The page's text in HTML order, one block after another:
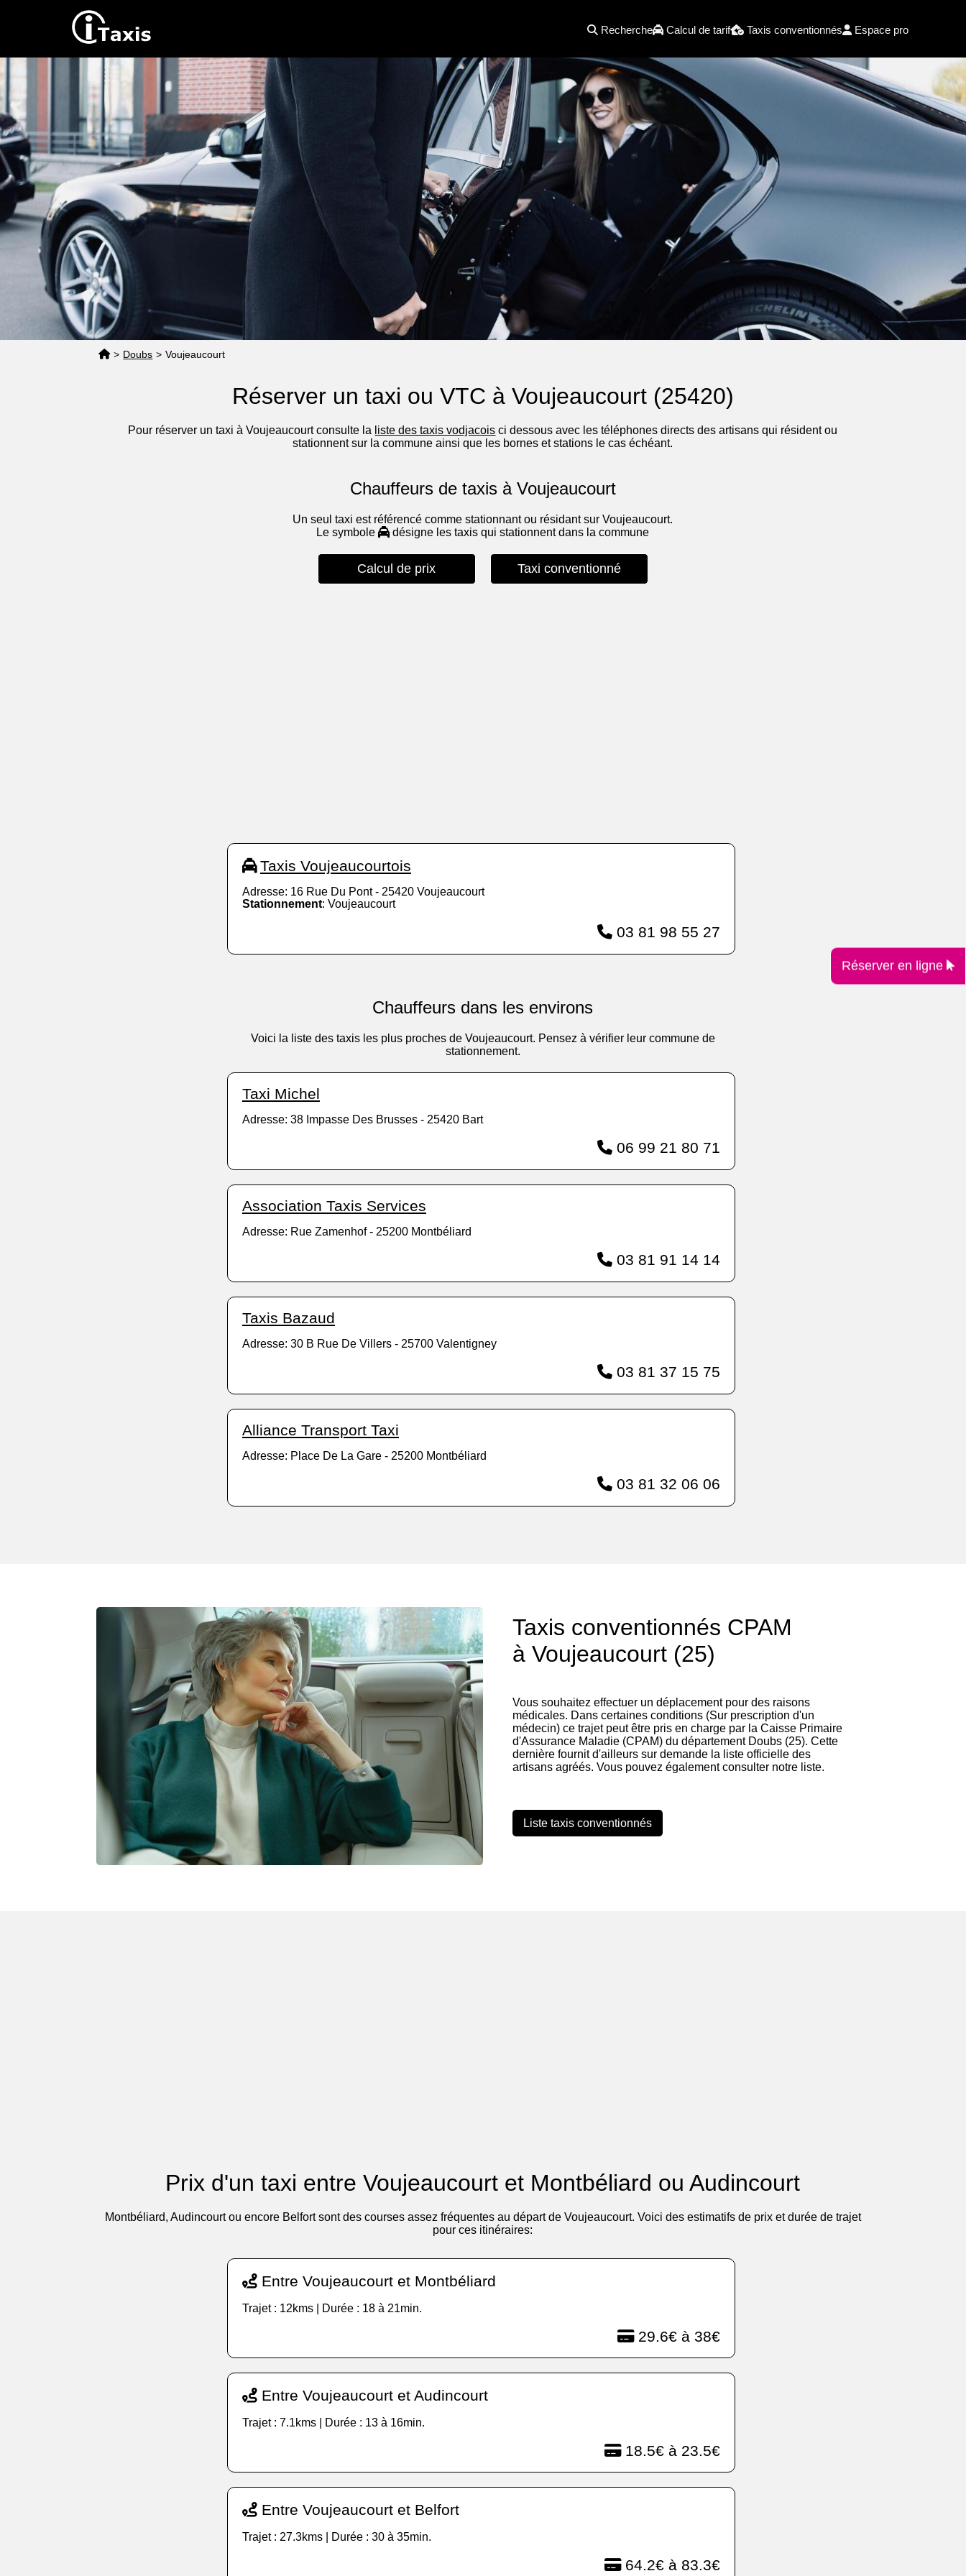
Recherche Calcul de tarif Taxis conventionnés Espace pro
> Doubs > Voujeaucourt
Réserver un taxi ou VTC à Voujeaucourt (25420)
Pour réserver un taxi à Voujeaucourt consulte la liste des taxis vodjacois ci dessous avec les téléphones directs des artisans qui résident ou
stationnent sur la commune ainsi que les bornes et stations le cas échéant.
Chauffeurs de taxis à Voujeaucourt
Un seul taxi est référencé comme stationnant ou résidant sur Voujeaucourt.
Le symbole
désigne les taxis qui stationnent dans la commune
Calcul de prix Taxi conventionné
Taxis Voujeaucourtois
Adresse: 16 Rue Du Pont - 25420 Voujeaucourt
Stationnement: Voujeaucourt
03 81 98 55 27
Chauffeurs dans les environs
Voici la liste des taxis les plus proches de Voujeaucourt. Pensez à vérifier leur commune de
stationnement.
Taxi Michel
Adresse: 38 Impasse Des Brusses - 25420 Bart
06 99 21 80 71
Association Taxis Services
Adresse: Rue Zamenhof - 25200 Montbéliard
03 81 91 14 14
Taxis Bazaud
Adresse: 30 B Rue De Villers - 25700 Valentigney
03 81 37 15 75
Alliance Transport Taxi
Adresse: Place De La Gare - 25200 Montbéliard
03 81 32 06 06
Taxis conventionnés CPAM
à Voujeaucourt (25)
Vous souhaitez effectuer un déplacement pour des raisons
médicales. Dans certaines conditions (Sur prescription d'un
médecin) ce trajet peut être pris en charge par la Caisse Primaire
d'Assurance Maladie (CPAM) du département Doubs (25). Cette
dernière fournit d'ailleurs sur demande la liste officielle des
artisans agréés. Vous pouvez également consulter notre liste.
Liste taxis conventionnés
Prix d'un taxi entre Voujeaucourt et Montbéliard ou Audincourt
Montbéliard, Audincourt ou encore Belfort sont des courses assez fréquentes au départ de Voujeaucourt. Voici des estimatifs de prix et durée de trajet
pour ces itinéraires:
Entre Voujeaucourt et Montbéliard
Trajet : 12kms | Durée : 18 à 21min.
29.6€ à 38€
Entre Voujeaucourt et Audincourt
Trajet : 7.1kms | Durée : 13 à 16min.
18.5€ à 23.5€
Entre Voujeaucourt et Belfort
Trajet : 27.3kms | Durée : 30 à 35min.
64.2€ à 83.3€
Réserver en ligne